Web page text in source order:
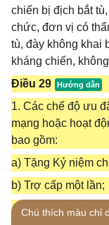
chiến bị địch bắt
chức, đơn vị có
tù, đày không khai
kháng chiến,
Điều 29
1. Các chế độ ưu
mạng hoặc hoạt
bao gồm:
a) Tặng Kỷ niệm
b) Trợ cấp một lần;
c) Bảo hiểm y tế;
Chú thích màu chỉ